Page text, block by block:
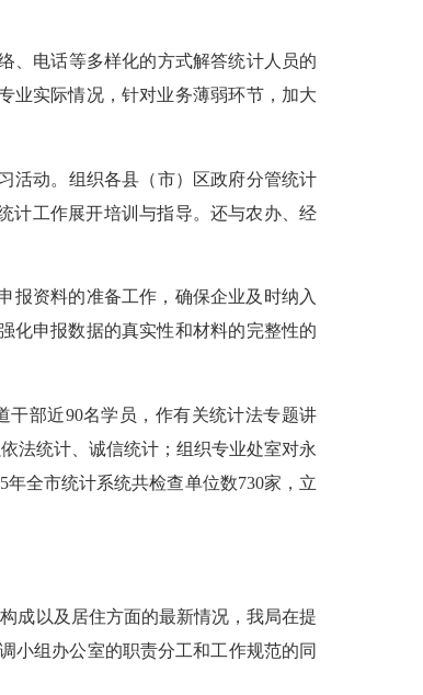
、电话等多样化的方式解答统计人员的
业实际情况，针对业务薄弱环节，加大
活动。组织各县（市）区政府分管统计
计工作展开培训与指导。还与农办、经
报资料的准备工作，确保企业及时纳入
化申报数据的真实性和材料的完整性的
干部近90名学员，作有关统计法专题讲
法统计、诚信统计；组织专业处室对永
年全市统计系统共检查单位数730家，立
成以及居住方面的最新情况，我局在提
小组办公室的职责分工和工作规范的同